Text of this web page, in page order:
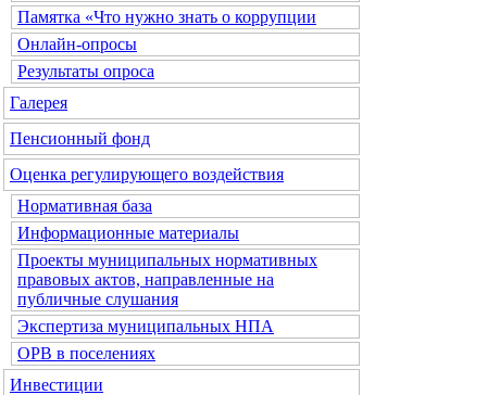
Памятка «Что нужно знать о коррупции
Онлайн-опросы
Результаты опроса
Галерея
Пенсионный фонд
Оценка регулирующего воздействия
Нормативная база
Информационные материалы
Проекты муниципальных нормативных
правовых актов, направленные на
публичные слушания
Экспертиза муниципальных НПА
ОРВ в поселениях
Инвестиции